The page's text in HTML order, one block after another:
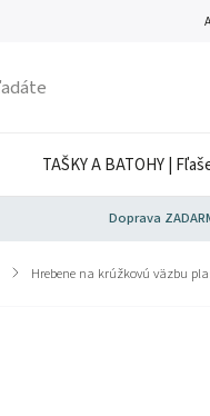
TAŠKY A BATOHY |
Doprava
/ Hrebene na krúžkovú väzbu